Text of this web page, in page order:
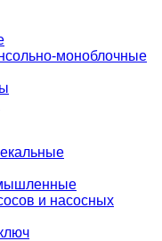
моноблочные
и насосных